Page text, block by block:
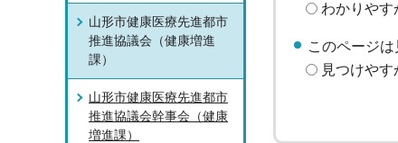
わかりやす
このページ
見つけやす
山形市健康医療先進都市
推進協議会（健康増進
課）
山形市健康医療先進都市
推進協議会幹事会（健康
増進課）